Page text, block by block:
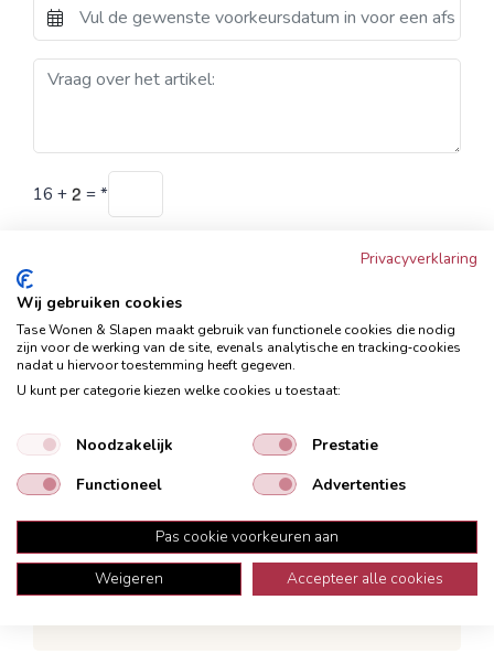
16 + = *
Blijf op de hoogte van woontrends,
Schrijf je in voor onze nieuwsbrief en ontvang
aanbiedingen direct in je inbox.
Aanmelden
Privacyverklaring
Wij gebruiken cookies
Tase Wonen & Slapen maakt gebruik van functionele cookies die nodig
zijn voor de werking van de site, evenals analytische en tracking‑cookies
nadat u hiervoor toestemming heeft gegeven.
U kunt per categorie kiezen welke cookies u toestaat:
Noodzakelijk
Prestatie
Functioneel
Advertenties
Pas cookie voorkeuren aan
Weigeren
Accepteer alle cookies